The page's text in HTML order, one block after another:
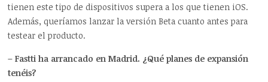
tienen este tipo de dispositivos supera a los que tienen iOS.
Además, queríamos lanzar la versión Beta cuanto antes para
testear el producto.
– Fastti ha arrancado en Madrid. ¿Qué planes de expansión
tenéis?